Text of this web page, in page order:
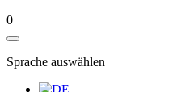
0
Sprache auswählen